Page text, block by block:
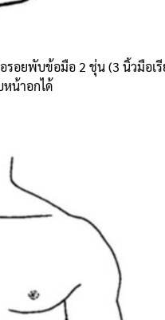
รอยพับข้อมือ 2 ชุ่น (3 นิ้วมือ
หน้าอกได้